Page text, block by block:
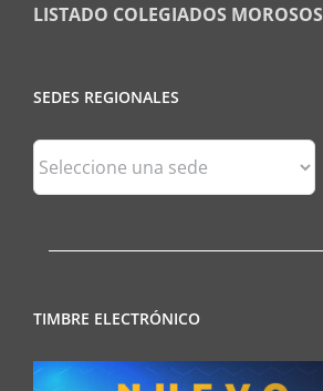
LISTADO COLEGIADOS MOROSOS
SEDES REGIONALES
Sedes
Regionales
TIMBRE ELECTRÓNICO